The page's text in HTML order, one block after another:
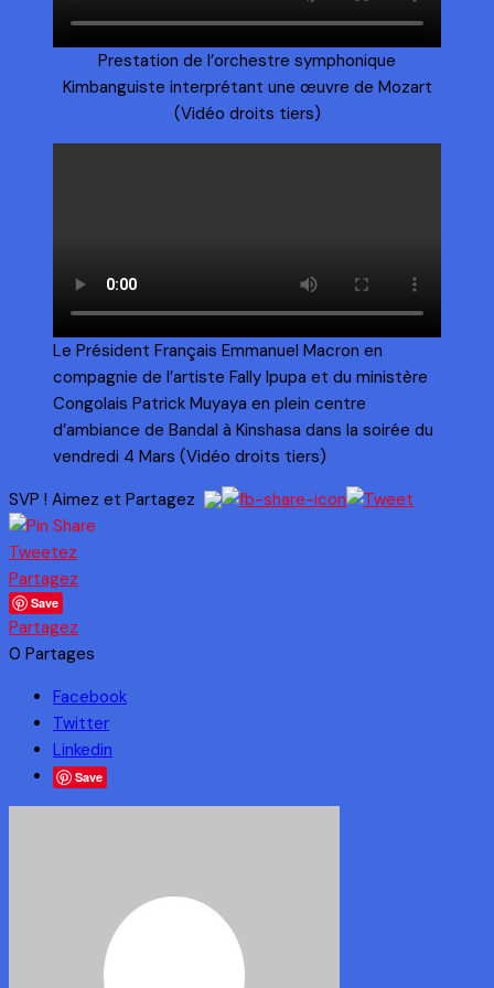
Prestation de l’orchestre symphonique
Kimbanguiste interprétant une œuvre de Mozart
(Vidéo droits tiers)
Le Président Français Emmanuel Macron en
compagnie de l’artiste Fally Ipupa et du ministère
Congolais Patrick Muyaya en plein centre
d’ambiance de Bandal à Kinshasa dans la soirée du
vendredi 4 Mars (Vidéo droits tiers)
SVP ! Aimez et Partagez
Tweetez
Partagez
Save
Partagez
0 Partages
Facebook
Twitter
Linkedin
Save